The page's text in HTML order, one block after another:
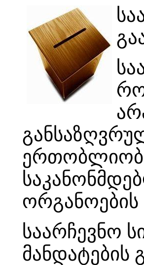
საარჩევნო
მანდატების